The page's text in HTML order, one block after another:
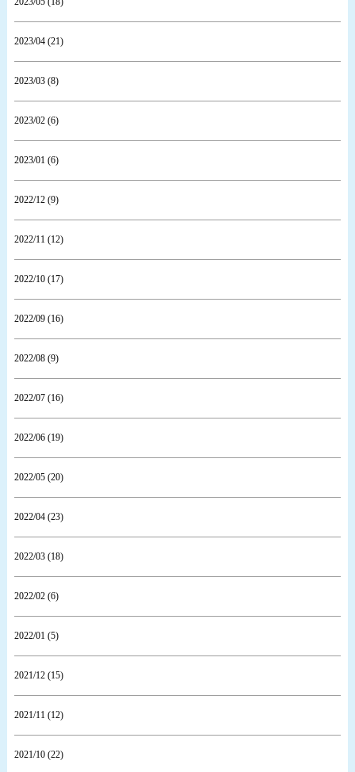
2023/04 (21)
2023/03 (8)
2023/02 (6)
2023/01 (6)
2022/12 (9)
2022/11 (12)
2022/10 (17)
2022/09 (16)
2022/08 (9)
2022/07 (16)
2022/06 (19)
2022/05 (20)
2022/04 (23)
2022/03 (18)
2022/02 (6)
2022/01 (5)
2021/12 (15)
2021/11 (12)
2021/10 (22)